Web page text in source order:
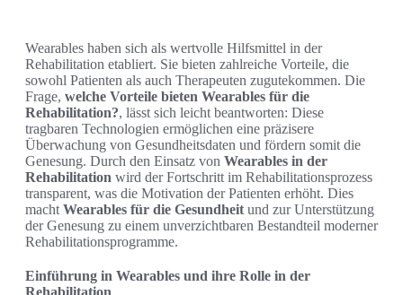
Wearables haben sich als wertvolle Hilfsmittel in der
Rehabilitation etabliert. Sie bieten zahlreiche Vorteile, die
sowohl Patienten als auch Therapeuten zugutekommen. Die
Frage, welche Vorteile bieten Wearables für die
Rehabilitation?, lässt sich leicht beantworten: Diese
tragbaren Technologien ermöglichen eine präzisere
Überwachung von Gesundheitsdaten und fördern somit die
Genesung. Durch den Einsatz von Wearables in der
Rehabilitation wird der Fortschritt im Rehabilitationsprozess
transparent, was die Motivation der Patienten erhöht. Dies
macht Wearables für die Gesundheit und zur Unterstützung
der Genesung zu einem unverzichtbaren Bestandteil moderner
Rehabilitationsprogramme.
Einführung in Wearables und ihre Rolle in der